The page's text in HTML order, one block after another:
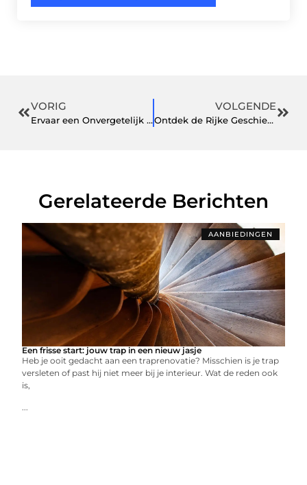
VORIG
Ervaar een Onvergetelijk Bedrijfsuitje in Tiel
VOLGENDE
Ontdek de Rijke Geschiedenis van Begraafplaats in Weert
Gerelateerde Berichten
AANBIEDINGEN
Een frisse start: jouw trap in een nieuw jasje
Heb je ooit gedacht aan een traprenovatie? Misschien is je trap
versleten of past hij niet meer bij je interieur. Wat de reden ook
is,
...